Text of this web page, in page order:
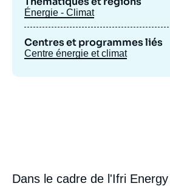
Énergie - Climat
Centres et programmes liés
Centre énergie et climat
Dans le cadre de l'Ifri